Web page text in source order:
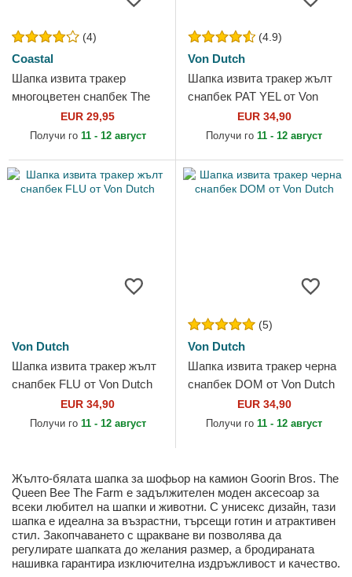
(4)
Coastal
Шапка извита тракер
многоцветен снапбек The
Tides Are Getting Higher HFT
от Coastal
EUR 29,95
Получи го 11 - 12 август
(4.9)
Von Dutch
Шапка извита тракер жълт
снапбек PAT YEL от Von
EUR 34,90
Получи го 11 - 12 август
Von Dutch
Шапка извита тракер жълт
снапбек FLU от Von Dutch
EUR 34,90
Получи го 11 - 12 август
(5)
Von Dutch
Шапка извита тракер черна
снапбек DOM от Von Dutch
EUR 34,90
Получи го 11 - 12 август
Жълто-бялата шапка за шофьор на камион Goorin Bros. The
Queen Bee The Farm е задължителен моден аксесоар за
всеки любител на шапки и животни. С унисекс дизайн, тази
шапка е идеална за възрастни, търсещи готин и атрактивен
стил. Закопчаването с щракване ви позволява да
регулирате шапката до желания размер, а бродираната
нашивка гарантира изключителна издръжливост и качество.